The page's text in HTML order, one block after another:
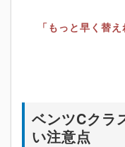
「もっと早く替
ベンツCクラ
い注意点